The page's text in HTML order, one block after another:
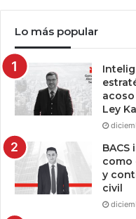
Lo más popular
Ley
como
y
civil